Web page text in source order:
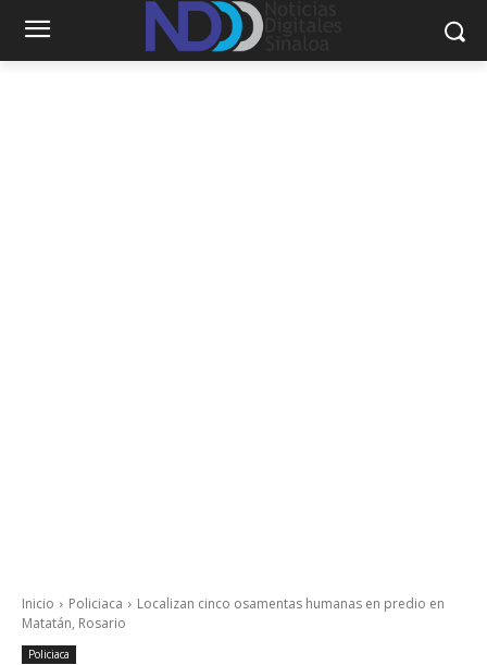
Inicio Policiaca
Localizan cinco osamentas humanas en predio en
Matatán, Rosario
Policiaca